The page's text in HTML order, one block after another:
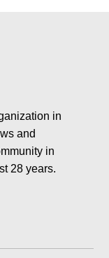
in
and
in
28 years.